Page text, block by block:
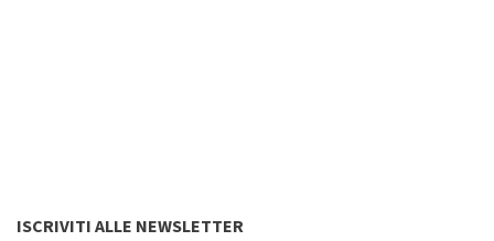
ISCRIVITI ALLE NEWSLETTER